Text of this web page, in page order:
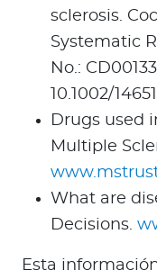
sclerosis.
Systematic
No.:
10.1002/
Drugs used
Multiple
What are
Decisions.
Esta